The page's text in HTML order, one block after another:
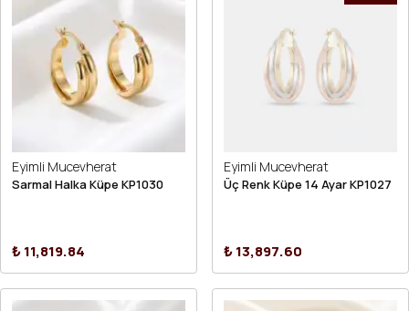
Eyimli Mucevherat
Sarmal Halka Küpe KP1030
₺ 11,819.84
Eyimli Mucevherat
Üç Renk Küpe 14 Ayar KP1027
₺ 13,897.60